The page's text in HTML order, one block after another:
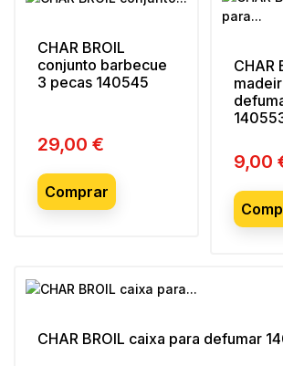
CHAR BROIL
conjunto barbecue
3 pecas 140545
Preço
29,00 €
Comprar
CHAR
Preço
9,00
CHAR BROIL caixa para defumar